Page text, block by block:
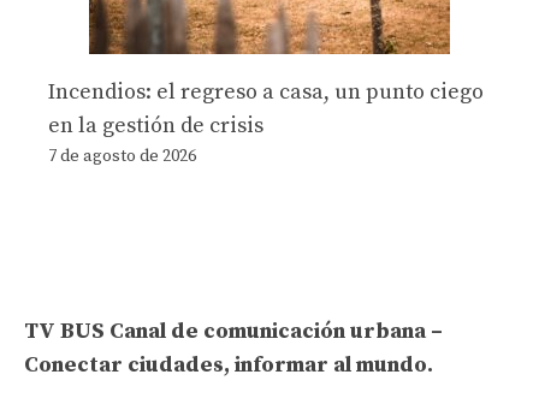
Incendios: el regreso a casa, un punto ciego
en la gestión de crisis
7 de agosto de 2026
TV BUS Canal de comunicación urbana –
Conectar ciudades, informar al mundo.